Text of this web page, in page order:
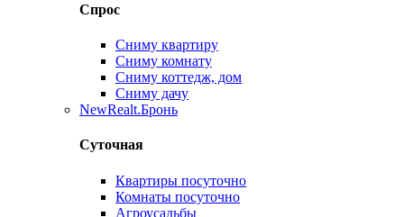
Спрос
Сниму квартиру
Сниму комнату
Сниму коттедж, дом
Сниму дачу
NewRealt.Бронь
Суточная
Квартиры посуточно
Комнаты посуточно
Агроусадьбы